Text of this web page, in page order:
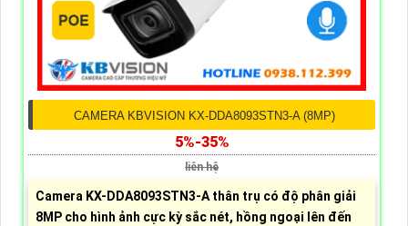
CAMERA KBVISION KX-DDA8093STN3-A (8MP)
5%-35%
liên hệ
Camera KX-DDA8093STN3-A thân trụ có độ phân giải
8MP cho hình ảnh cực kỳ sắc nét, hồng ngoại lên đến